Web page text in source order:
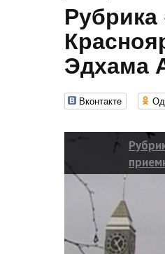
Эдхама
Вконтакте